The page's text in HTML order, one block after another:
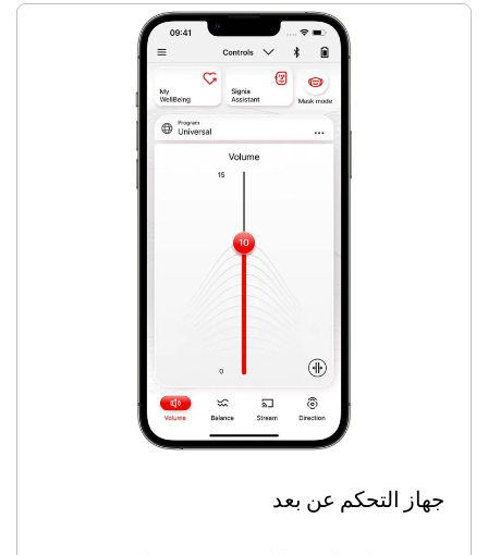
جهاز التحكم عن بعد